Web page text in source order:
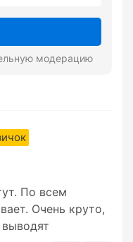
модерацию
По всем
Очень круто,